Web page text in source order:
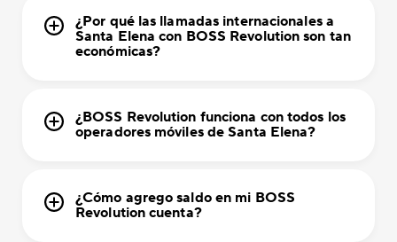
¿Por qué las llamadas internacionales a
Santa Elena con BOSS Revolution son tan
económicas?
¿BOSS Revolution funciona con todos los
operadores móviles de Santa Elena?
¿Cómo agrego saldo en mi BOSS
Revolution cuenta?